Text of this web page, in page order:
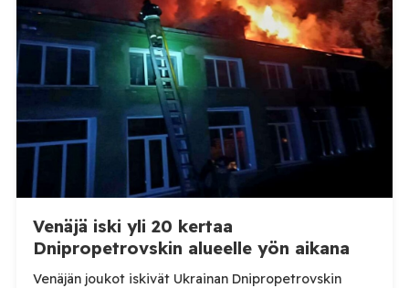
Venäjä iski yli 20 kertaa
Dnipropetrovskin alueelle yön aikana
Venäjän joukot iskivät Ukrainan Dnipropetrovskin